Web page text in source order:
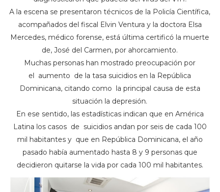
A la escena se presentaron técnicos de la Policía Científica,
acompañados del fiscal Elvin Ventura y la doctora Elsa
Mercedes, médico forense, está última certificó la muerte
de, José del Carmen, por ahorcamiento.
Muchas personas han mostrado preocupación por
el aumento de la tasa suicidios en la República
Dominicana, citando como la principal causa de esta
situación la depresión.
En ese sentido, las estadísticas indican que en América
Latina los casos de suicidios andan por seis de cada 100
mil habitantes y que en República Dominicana, el año
pasado había aumentado hasta 8 y 9 personas que
decidieron quitarse la vida por cada 100 mil habitantes.